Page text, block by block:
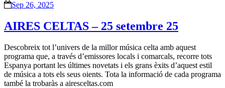
Sep 26, 2025
AIRES CELTAS – 25 setembre 25
Descobreix tot l’univers de la millor música celta amb aquest
programa que, a través d’emissores locals i comarcals, recorre tots
Espanya portant les últimes novetats i els grans èxits d’aquest estil
de música a tots els seus oients. Tota la informació de cada programa
també la trobaràs a airesceltas.com